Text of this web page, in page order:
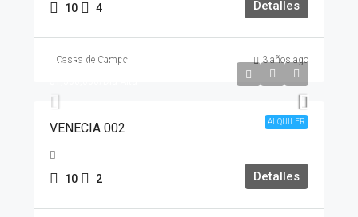
10 4 Detalles
Casas de Campo 3 años ago
ALQUILER
Día Baja$1,100,000
VENECIA 002
10 2 Detalles